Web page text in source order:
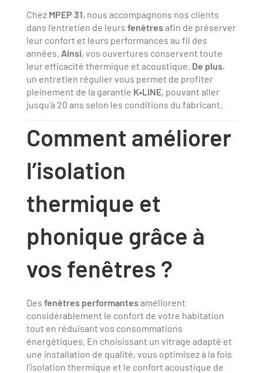
Chez MPEP 31, nous accompagnons nos clients
dans l’entretien de leurs fenêtresafin de préserver
leur confort et leurs performances au fil des
années. Ainsi, vos ouvertures conservent toute
leur efficacité thermique et acoustique. De plus,
un entretien régulier vous permet de profiter
pleinement de la garantie K•LINE, pouvant aller
jusqu’à 20 ans selon les conditions du fabricant.
Comment améliorer
l’isolation
thermique et
phonique grâce à
vos fenêtres ?
Des fenêtres performantesaméliorent
considérablement le confort de votre habitation
tout en réduisant vos consommations
énergétiques. En choisissant un vitrage adapté et
une installation de qualité, vous optimisez à la fois
l’isolation thermique et le confort acoustique de